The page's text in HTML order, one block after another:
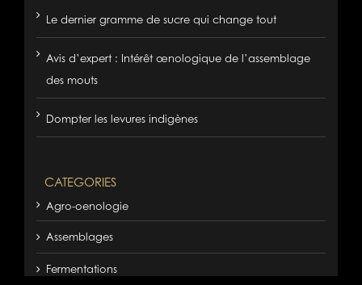
Le dernier gramme de sucre qui change tout
Avis d’expert : Intérêt œnologique de l’assemblage
des mouts
Dompter les levures indigènes
CATEGORIES
Agro-oenologie
Assemblages
Fermentations